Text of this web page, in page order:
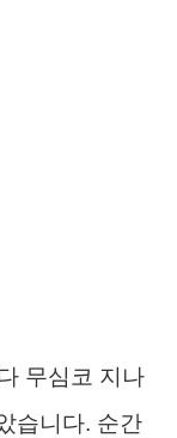
무심코 지나
습니다. 순간